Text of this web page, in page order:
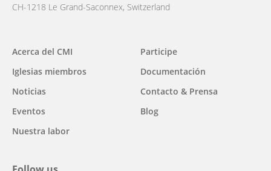
CH-1218 Le Grand-Saconnex, Switzerland
Main
navigation
Acerca del CMI
Iglesias miembros
Noticias
Eventos
Nuestra labor
Participe
Documentación
Contacto & Prensa
Blog